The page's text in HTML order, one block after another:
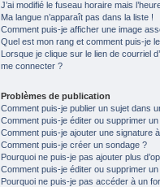
J’ai modifié le fuseau horaire mais
Ma langue n’apparaît pas dans la liste !
Comment puis-je afficher une image
Quel est mon rang et comment puis-je
Lorsque je clique sur le lien de courriel
me connecter ?
Problèmes de publication
Comment puis-je publier un sujet dans
Comment puis-je éditer ou supprimer
Comment puis-je ajouter une signature
Comment puis-je créer un sondage ?
Pourquoi ne puis-je pas ajouter plus
Comment puis-je éditer ou supprimer
Pourquoi ne puis-je pas accéder à un